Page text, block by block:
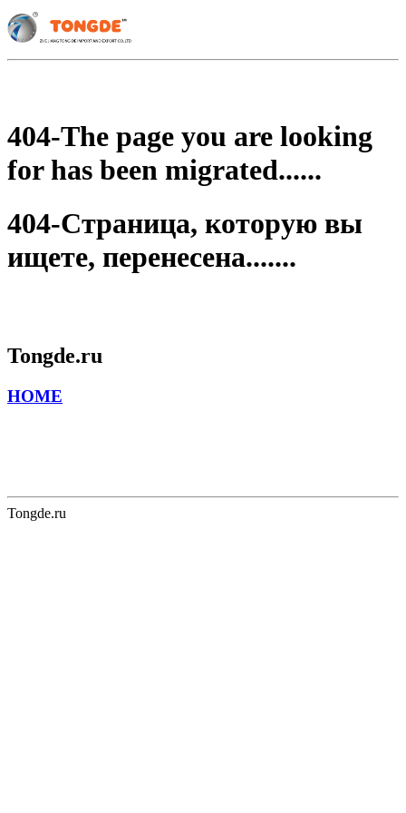
404-The page you are looking
for has been migrated......
404-Страница, которую вы
ищете, перенесена.......
Tongde.ru
HOME
Tongde.ru